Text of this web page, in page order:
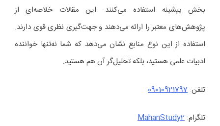
بخش پیشینه استفاده می‌کنند. این مقالات خلاصه‌ای از
پژوهش‌های معتبر را ارائه می‌دهند و جهت‌گیری نظری قوی دارند.
استفاده از این نوع منابع نشان می‌دهد که شما نه‌تنها خواننده
ادبیات علمی هستید، بلکه تحلیل‌گر آن هم هستید.
تلفن: 09010921797
تلگرام: MahanStudy2